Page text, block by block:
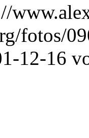
fotos/
12-16